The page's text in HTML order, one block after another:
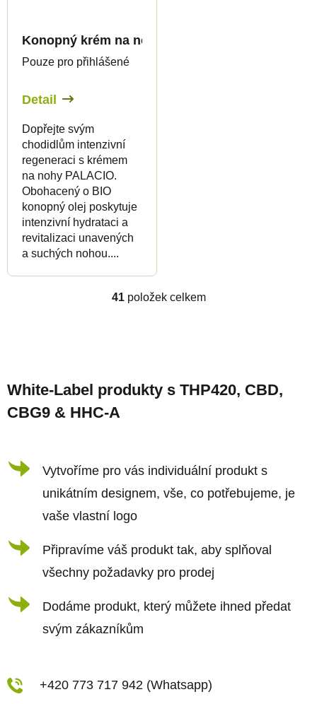
Konopný krém na nohy, 125 ml - Palacio
Pouze pro přihlášené
Detail
Dopřejte svým
chodidlům intenzivní
regeneraci s krémem
na nohy PALACIO.
Obohacený o BIO
konopný olej poskytuje
intenzivní hydrataci a
revitalizaci unavených
a suchých nohou....
O
d
p
r
k
y
v
ý
u
41položek celkem
á
p
a
White-Label produkty s THP420, CBD,
CBG9 & HHC-A
Vytvoříme pro vás individuální produkt s
unikátním designem, vše, co potřebujeme, je
vaše vlastní logo
Připravíme váš produkt tak, aby splňoval
všechny požadavky pro prodej
Dodáme produkt, který můžete ihned předat
svým zákazníkům
+420 773 717 942 (Whatsapp)